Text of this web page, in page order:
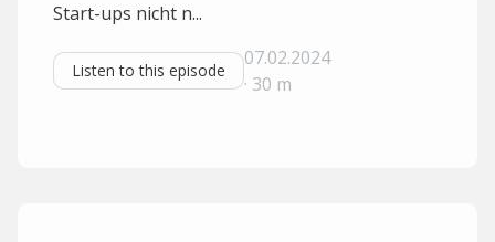
Start-ups nicht n...
Listen to this episode
07.02.2024
· 30 m